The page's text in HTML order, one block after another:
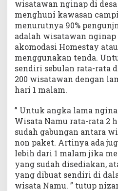
wisatawan nginap di
menghuni kawasan
menurutnya 90%
adalah wisatawan
akomodasi Homestay
menggunakan tenda.
sendiri sebulan rata-rata
200 wisatawan dengan
hari 1 malam.
” Untuk angka lama
Wisata Namu rata-rata 2
sudah gabungan antara
non paket. Artinya ada
lebih dari 1 malam jika
yang sudah disediakan,
yang dibuat sendiri di
wisata Namu. ” tutup